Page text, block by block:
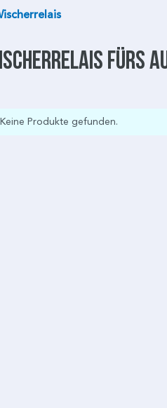
fürs
Keine Produkte gefunden.